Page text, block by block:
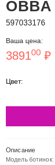
OBBA
597033176
Ваша цена:
389100 ₽
Цвет:
Описание
Модель ботинок: